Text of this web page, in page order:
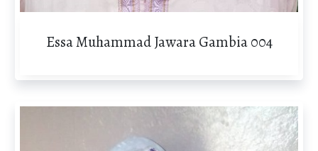
Essa Muhammad Jawara Gambia 004